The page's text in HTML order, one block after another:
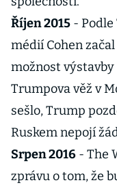
Říjen 2015 -
médií Cohen
možnost
Trumpova věž v
sešlo, Trump
Ruskem nepojí
Srpen 2016 - The
zprávu o tom, že